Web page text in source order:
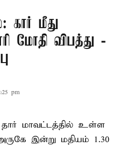
கார் மீது
மோதி விபத்து -
pm
தார் மாவட்டத்தில் உள்ள
இன்று மதியம் 1.30